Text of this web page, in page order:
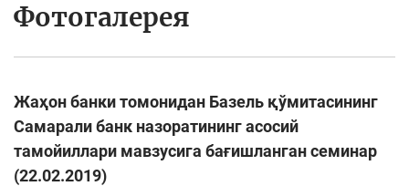
Фотогалерея
Жаҳон банки томонидан Базель қўмитасининг
Самарали банк назоратининг асосий
тамойиллари мавзусига бағишланган семинар
(22.02.2019)